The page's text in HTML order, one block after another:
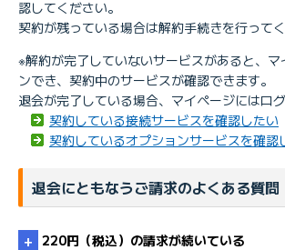
認してください。
契約が残っている場合は解約手続きを行ってく
※解約が完了していないサービスがあると、
ンでき、契約中のサービスが確認できます。
退会が完了している場合、マイページにはロ
契約している接続サービスを確認したい
契約しているオプションサービスを確認
退会にともなうご請求のよくある質問
220円（税込）の請求が続いている